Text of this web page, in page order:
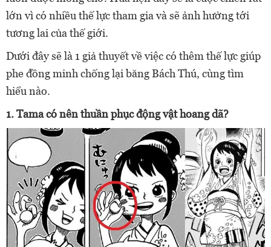
lớn vì có nhiều thế lực tham gia và sẽ ảnh hưởng tới
tương lai của thế giới.
Dưới đây sẽ là 1 giả thuyết về việc có thêm thế lực giúp
phe đồng minh chống lại băng Bách Thú, cùng tìm
hiểu nào.
1. Tama có nên thuần phục động vật hoang dã?